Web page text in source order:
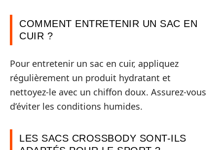
COMMENT ENTRETENIR UN SAC EN
CUIR ?
Pour entretenir un sac en cuir, appliquez
régulièrement un produit hydratant et
nettoyez-le avec un chiffon doux. Assurez-vous
d’éviter les conditions humides.
LES SACS CROSSBODY SONT-ILS